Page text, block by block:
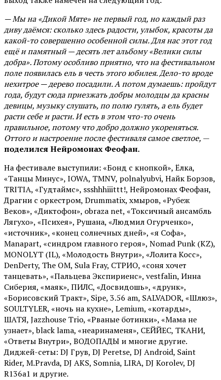
— Мы на «Дикой Мяте» не первый год, но каждый раз
диву даёмся: сколько здесь радости, улыбок, красоты да
какой-то совершенно особенной силы. Для нас этот год
ещё и памятный — десять лет альбому «Велики силы
добра». Потому особливо приятно, что на фестивальном
поле появилась ель в честь этого юбилея. Дело-то вроде
нехитрое — дерево посадили. А потом думаешь: пройдут
года, будут сюда приезжать добры молодцы да красны
девицы, музыку слушать, по полю гулять, а ель будет
расти себе и расти. И есть в этом что-то очень
правильное, потому что добро должно укореняться.
Оттого и настроение после фестиваля самое светлое, —
поделился Нейромонах Феофан.
На фестивале выступили: «Бонд с кнопкой», Ёлка,
«Танцы Минус», IOWA, TMNV, polnalyubvi, Найк Борзов,
TRITIA, «Гудтаймс», ssshhhiiittt!, Нейромонах Феофан,
Драгни с оркестром, Drummatix, хмыров, «Рубеж
Веков», «Диктофон», obraza net, «Токсичный ансамбль
Лягухо», «Психея», Рушана, «Людмил Огурченко»,
«источник», «конец солнечных дней», «я Софа»,
Manapart, «синдром главного героя», Nomad Punk (KZ),
MONOLYT (IL), «Молодость Внутри», «Лолита Косс»,
DenDerty, The OM, Sula Fray, СТРИО, «соня хочет
танцевать», «Пальцева Экспириенс», vestfalin, Инна
Сиберия, «маяк», ПИЛС, «Досвидошь», «друнк»,
«Борисовский Тракт», Sipe, 3.56 am, SALVADOR, «Шлюз»,
SOULTYLER, «ночь на кухне», Lemium, «котарды»,
ШАТЯ, Jazzhouse Trio, «Рваные ботинки», «Мама не
узнает», black lama, «неаринаменя», СЕЙЙЕС, ТКАНИ,
«Ответы Внутри», ВОДОПАДЫ и многие другие.
Диджей-сеты: DJ Грув, DJ Peretse, DJ Android, Saint
Rider, М.Pravda, DJ AKS, Somnia, LIRA, DJ Korolev, DJ
R136a1 и другие.